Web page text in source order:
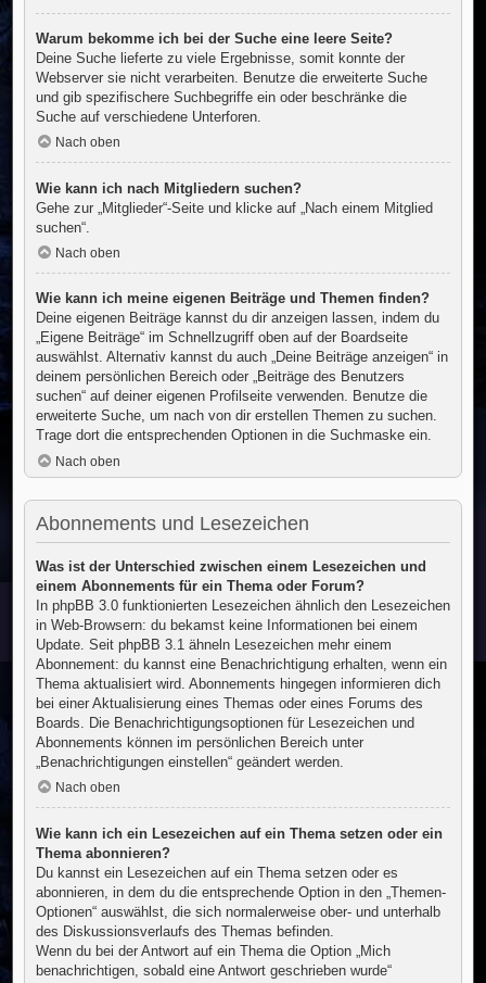
Warum bekomme ich bei der Suche eine leere Seite?
Deine Suche lieferte zu viele Ergebnisse, somit konnte der
Webserver sie nicht verarbeiten. Benutze die erweiterte Suche
und gib spezifischere Suchbegriffe ein oder beschränke die
Suche auf verschiedene Unterforen.
Nach oben
Wie kann ich nach Mitgliedern suchen?
Gehe zur „Mitglieder“-Seite und klicke auf „Nach einem Mitglied
suchen“.
Nach oben
Wie kann ich meine eigenen Beiträge und Themen finden?
Deine eigenen Beiträge kannst du dir anzeigen lassen, indem du
„Eigene Beiträge“ im Schnellzugriff oben auf der Boardseite
auswählst. Alternativ kannst du auch „Deine Beiträge anzeigen“ in
deinem persönlichen Bereich oder „Beiträge des Benutzers
suchen“ auf deiner eigenen Profilseite verwenden. Benutze die
erweiterte Suche, um nach von dir erstellen Themen zu suchen.
Trage dort die entsprechenden Optionen in die Suchmaske ein.
Nach oben
Abonnements und Lesezeichen
Was ist der Unterschied zwischen einem Lesezeichen und
einem Abonnements für ein Thema oder Forum?
In phpBB 3.0 funktionierten Lesezeichen ähnlich den Lesezeichen
in Web-Browsern: du bekamst keine Informationen bei einem
Update. Seit phpBB 3.1 ähneln Lesezeichen mehr einem
Abonnement: du kannst eine Benachrichtigung erhalten, wenn ein
Thema aktualisiert wird. Abonnements hingegen informieren dich
bei einer Aktualisierung eines Themas oder eines Forums des
Boards. Die Benachrichtigungsoptionen für Lesezeichen und
Abonnements können im persönlichen Bereich unter
„Benachrichtigungen einstellen“ geändert werden.
Nach oben
Wie kann ich ein Lesezeichen auf ein Thema setzen oder ein
Thema abonnieren?
Du kannst ein Lesezeichen auf ein Thema setzen oder es
abonnieren, in dem du die entsprechende Option in den „Themen-
Optionen“ auswählst, die sich normalerweise ober- und unterhalb
des Diskussionsverlaufs des Themas befinden.
Wenn du bei der Antwort auf ein Thema die Option „Mich
benachrichtigen, sobald eine Antwort geschrieben wurde“